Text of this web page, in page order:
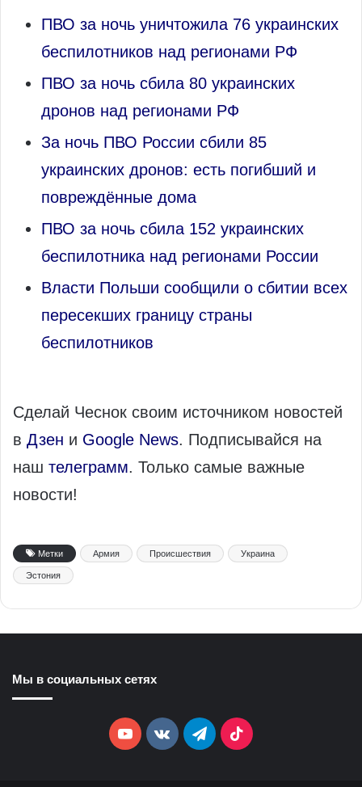
ПВО за ночь уничтожила 76 украинских
беспилотников над регионами РФ
ПВО за ночь сбила 80 украинских
дронов над регионами РФ
За ночь ПВО России сбили 85
украинских дронов: есть погибший и
повреждённые дома
ПВО за ночь сбила 152 украинских
беспилотника над регионами России
Власти Польши сообщили о сбитии всех
пересекших границу страны
беспилотников
Сделай Чеснок своим источником новостей
в Дзен и Google News. Подписывайся на
наш телеграмм. Только самые важные
новости!
Метки Армия Происшествия Украина
Эстония
Мы в социальных сетях
YouTubevk.comTelegramTikTok